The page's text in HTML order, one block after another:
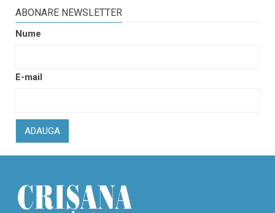
ABONARE NEWSLETTER
Nume
E-mail
ADAUGA